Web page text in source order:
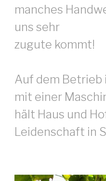
manches
uns sehr
zugute kommt!
Auf dem
mit einer
hält Haus und
Leidenschaft in